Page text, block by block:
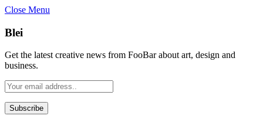
Close Menu
Blei
Get the latest creative news from FooBar about art, design and
business.